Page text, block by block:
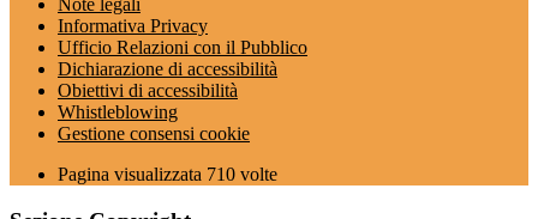
Note legali
Informativa Privacy
Ufficio Relazioni con il Pubblico
Dichiarazione di accessibilità
Obiettivi di accessibilità
Whistleblowing
Gestione consensi cookie
Pagina visualizzata 710 volte